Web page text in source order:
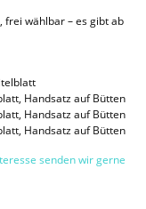
frei wählbar – es gibt ab
Handsatz auf Bütten
Handsatz auf Bütten
Handsatz auf Bütten
senden wir gerne